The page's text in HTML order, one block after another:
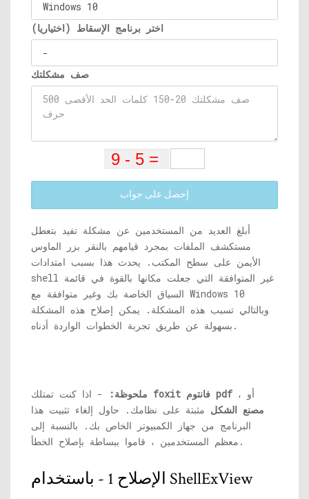
اختر برنامج الإسقاط (اختياريا)
صف مشكلتك
إحصل على جواب
أبلغ العديد من المستخدمين عن مشكلة تفيد بتعطل
مستكشف الملفات بمجرد قيامهم بالنقر بزر الماوس
الأيمن على سطح المكتب. يحدث هذا بسبب امتدادات
shell غير المتوافقة التي جعلت مكانها بالقوة في قائمة
السياق الخاصة بك وغير متوافقة مع Windows 10
وبالتالي تسبب هذه المشكلة. يمكن إصلاح هذه المشكلة
بسهولة عن طريق تجربة الخطوات الواردة أدناه.
ملحوظة: foxit فانتوم pdf
، أو
مصنع الشكل مثبتة على نظامك. حاول إلغاء تثبيت هذا
البرنامج من جهاز الكمبيوتر الخاص بك. بالنسبة إلى
معظم المستخدمين ، قاموا ببساطة بإصلاح الخطأ.
الإصلاح 1 - باستخدام ShellExView